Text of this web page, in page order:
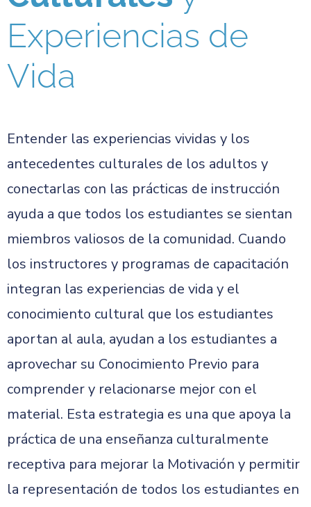
Experiencias de
Vida
Entender las experiencias vividas y los
antecedentes culturales de los adultos y
conectarlas con las prácticas de instrucción
ayuda a que todos los estudiantes se sientan
miembros valiosos de la comunidad. Cuando
los instructores y programas de capacitación
integran las experiencias de vida y el
conocimiento cultural que los estudiantes
aportan al aula, ayudan a los estudiantes a
aprovechar su Conocimiento Previo para
comprender y relacionarse mejor con el
material. Esta estrategia es una que apoya la
práctica de una enseñanza culturalmente
receptiva para mejorar la Motivación y permitir
la representación de todos los estudiantes en